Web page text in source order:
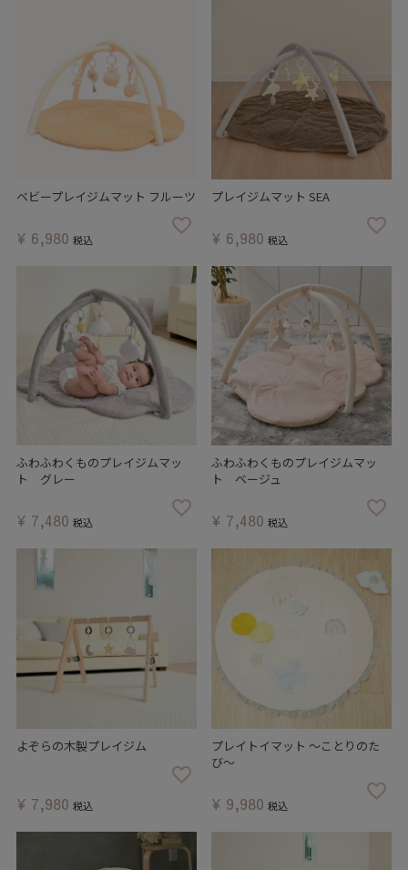
ベビープレイジムマット フルーツ
¥ 6,980 税込
プレイジムマット SEA
¥ 6,980 税込
ふわふわくものプレイジムマッ
ト グレー
¥ 7,480 税込
ふわふわくものプレイジムマッ
ト ベージュ
¥ 7,480 税込
よぞらの木製プレイジム
¥ 7,980 税込
プレイトイマット ～ことりのた
び～
¥ 9,980 税込